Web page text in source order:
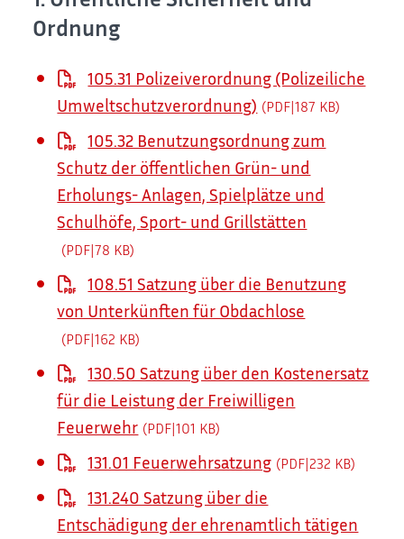
Ordnung
105.31 Polizeiverordnung (Polizeiliche
Umweltschutzverordnung) (PDF|187 KB)
105.32 Benutzungsordnung zum
Schutz der öffentlichen Grün- und
Erholungs- Anlagen, Spielplätze und
Schulhöfe, Sport- und Grillstätten
(PDF|78 KB)
108.51 Satzung über die Benutzung
von Unterkünften für Obdachlose
(PDF|162 KB)
130.50 Satzung über den Kostenersatz
für die Leistung der Freiwilligen
Feuerwehr (PDF|101 KB)
131.01 Feuerwehrsatzung (PDF|232 KB)
131.240 Satzung über die
Entschädigung der ehrenamtlich tätigen